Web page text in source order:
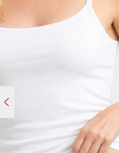
breiterer und längerer Beinabschluss
blickdicht & formbeständig
atmungsaktiv & temperaturausgleichend